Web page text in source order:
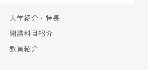
大学紹介・特長
開講科目紹介
教員紹介